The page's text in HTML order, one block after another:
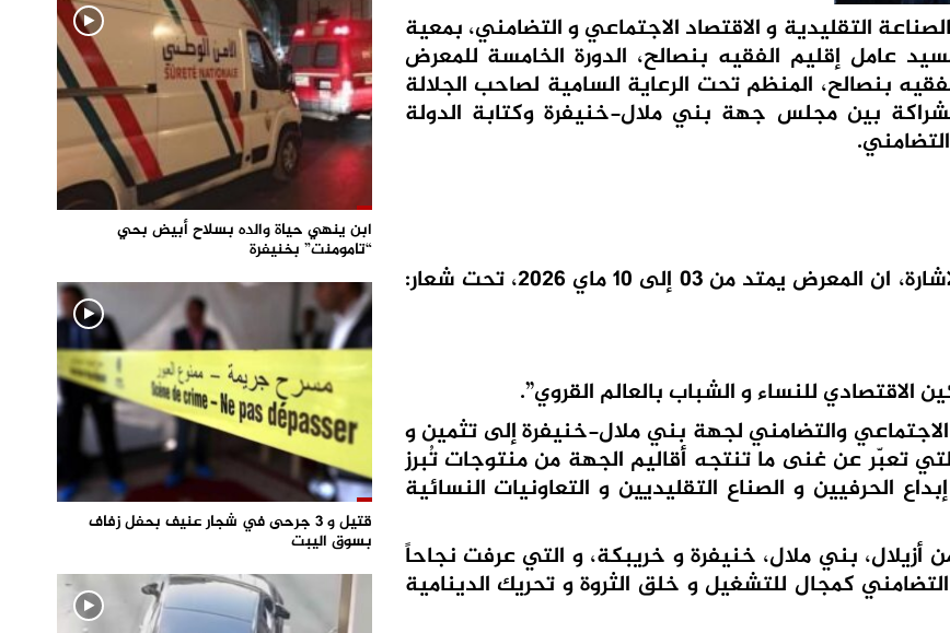
التقليدية و الاقتصاد الاجتماعي و التضامني، بمعية
عامل إقليم الفقيه بنصالح، الدورة الخامسة للمعرض
بنصالح، المنظم تحت الرعاية السامية لصاحب الجلالة
بين مجلس جهة بني ملال-خنيفرة وكتابة الدولة
و تجدر الاشارة، ان المعرض يمتد من 03 إلى 10 ماي 2026، تحت شعار:
الاقتصادي للنساء و الشباب بالعالم القروي”.
والتضامني لجهة بني ملال-خنيفرة إلى تثمين و
تعبّر عن غنى ما تنتجه أقاليم الجهة من منتوجات تُبرز
الحرفيين و الصناع التقليديين و التعاونيات النسائية
أزيلال، بني ملال، خنيفرة و خريبكة، و التي عرفت نجاحاً
كمجال للتشغيل و خلق الثروة و تحريك الدينامية
6:56
حادث مؤلم يودي بحياة ستيني بعد سقوطه في فرن تقليدي “للجير”
3:02
مصرع شابة ثلاثينية إثر سقوط سيارتها من منحدر خطير بالجرف الأصفر
ابن ينهي حياة والده بسلاح أبيض بحي
“تامومنت” بخنيفرة
قتيل و 3 جرحى في شجار عنيف بحفل زفاف
بسوق اليبت